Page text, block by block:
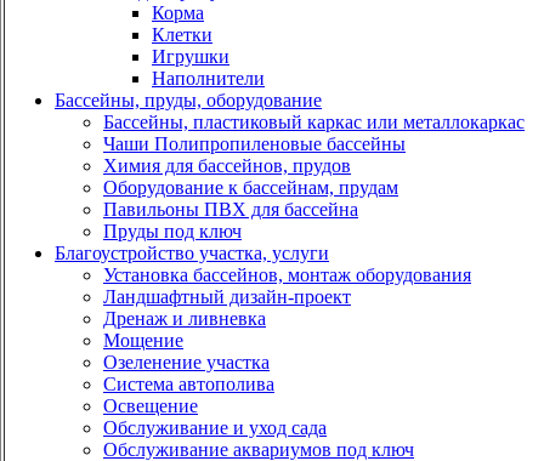
Корма
Клетки
Игрушки
Наполнители
Бассейны, пруды, оборудование
Бассейны, пластиковый каркас или металлокаркас
Чаши Полипропиленовые бассейны
Химия для бассейнов, прудов
Оборудование к бассейнам, прудам
Павильоны ПВХ для бассейна
Пруды под ключ
Благоустройство участка, услуги
Установка бассейнов, монтаж оборудования
Ландшафтный дизайн-проект
Дренаж и ливневка
Мощение
Озеленение участка
Система автополива
Освещение
Обслуживание и уход сада
Обслуживание аквариумов под ключ